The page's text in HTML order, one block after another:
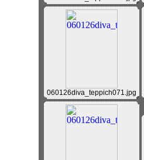
060126diva_teppich071.jpg